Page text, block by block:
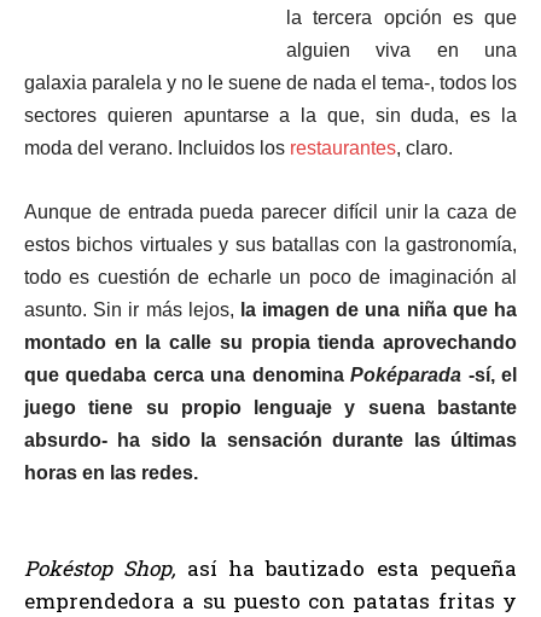
la tercera opción es que
alguien viva en una
galaxia paralela y no le suene de nada el tema-, todos los
sectores quieren apuntarse a la que, sin duda, es la
moda del verano. Incluidos los restaurantes, claro.
Aunque de entrada pueda parecer difícil unir la caza de
estos bichos virtuales y sus batallas con la gastronomía,
todo es cuestión de echarle un poco de imaginación al
asunto. Sin ir más lejos, la imagen de una niña que ha
montado en la calle su propia tienda aprovechando
que quedaba cerca una denominaPoképarada -sí, el
juego tiene su propio lenguaje y suena bastante
absurdo- ha sido la sensación durante las últimas
horas en las redes.
Pokéstop Shop, así ha bautizado esta pequeña
emprendedora a su puesto con patatas fritas y